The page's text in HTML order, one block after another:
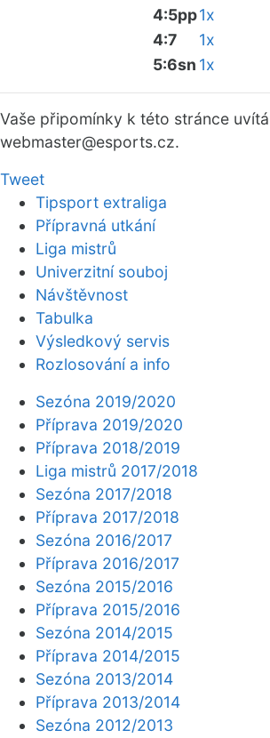
4:5pp1x
4:7
1x
5:6sn 1x
Vaše připomínky k této stránce
webmaster@esports.cz.
Tweet
Tipsport extraliga
Přípravná utkání
Liga mistrů
Univerzitní souboj
Návštěvnost
Tabulka
Výsledkový servis
Rozlosování a info
Sezóna 2019/2020
Příprava 2019/2020
Příprava 2018/2019
Liga mistrů 2017/2018
Sezóna 2017/2018
Příprava 2017/2018
Sezóna 2016/2017
Příprava 2016/2017
Sezóna 2015/2016
Příprava 2015/2016
Sezóna 2014/2015
Příprava 2014/2015
Sezóna 2013/2014
Příprava 2013/2014
Sezóna 2012/2013